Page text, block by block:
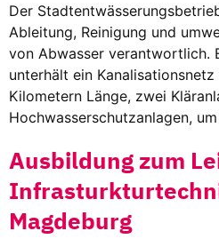
Der
Ableitung, Reinigung und
von Abwasser verantwortlich.
unterhält ein
Kilometern Länge, zwei
Hochwasserschutzanlagen,
Ausbildung zum
Magdeburg